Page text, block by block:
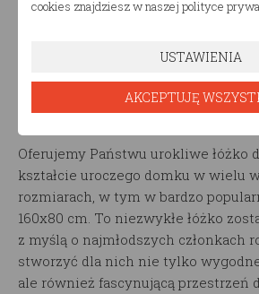
Oferujemy Państwu urokliwe łóżko
kształcie uroczego domku w wielu
rozmiarach, w tym w bardzo
160x80 cm. To niezwykłe łóżko
z myślą o najmłodszych członkach
stworzyć dla nich nie tylko
ale również fascynującą przestrzeń
cookies znajdziesz w naszej polityce
USTAWIENIA
AKCEPTUJĘ